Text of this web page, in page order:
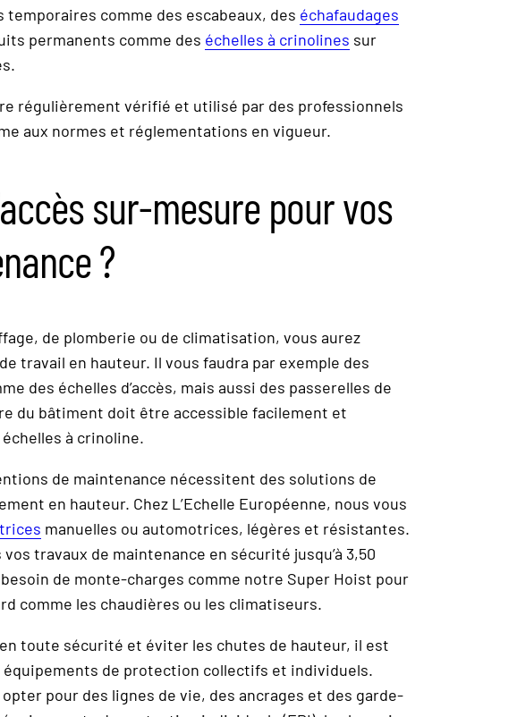
comme des escabeaux, des échafaudages
permanents comme des échelles à crinolines sur
régulièrement vérifié et utilisé par des professionnels
aux normes et réglementations en vigueur.
sur-mesure pour vos
?
de plomberie ou de climatisation, vous aurez
travail en hauteur. Il vous faudra par exemple des
des échelles d’accès, mais aussi des passerelles de
du bâtiment doit être accessible facilement et
échelles à crinoline.
de maintenance nécessitent des solutions de
en hauteur. Chez L’Echelle Européenne, nous vous
manuelles ou automotrices, légères et résistantes.
travaux de maintenance en sécurité jusqu’à 3,50
de monte-charges comme notre Super Hoist pour
comme les chaudières ou les climatiseurs.
toute sécurité et éviter les chutes de hauteur, il est
de protection collectifs et individuels.
pour des lignes de vie, des ancrages et des garde-